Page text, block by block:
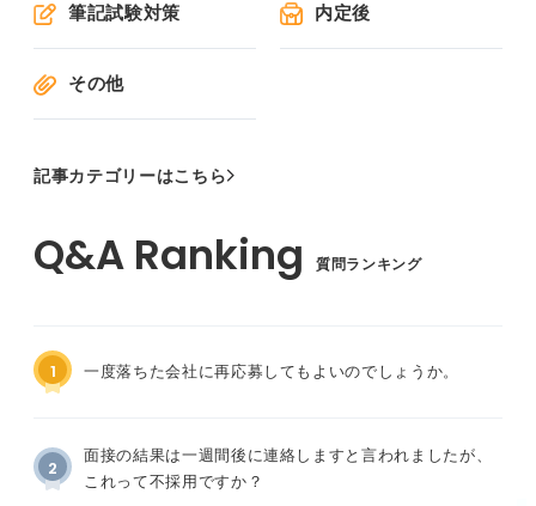
筆記試験対策 内定後
その他
記事カテゴリーはこちら
質問ランキング
1 一度落ちた会社に再応募してもよいのでしょうか。
2
面接の結果は一週間後に連絡しますと言われましたが、
これって不採用ですか？